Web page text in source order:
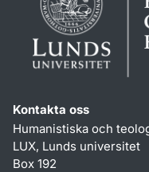
Kontakta oss
Humanistiska och
LUX, Lunds universitet
Box 192